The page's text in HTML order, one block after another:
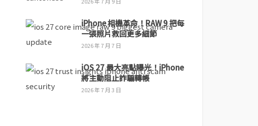
iPhone 相機革命！RAW 9 把每
一張照片救回更多細節
2026 年 7 月 7 日
iOS 27 最大亮點曝光！iPhone
將主動阻止詐騙轉帳
2026 年 7 月 3 日